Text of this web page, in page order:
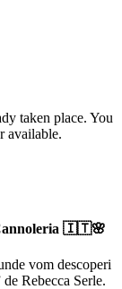
taken place. You
available.
🇮🇹🌸
vom descoperi
de Rebecca Serle.